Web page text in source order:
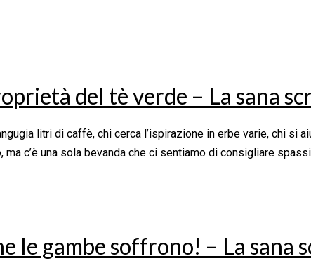
del tè verde – La sana
litri di caffè, chi cerca l’ispirazione in erbe varie, chi si
ma c’è una sola bevanda che ci sentiamo di consigliare
le gambe soffrono! – La sana